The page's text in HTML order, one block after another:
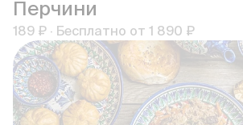
Перчини
189 ₽ · Бесплатно от 1 890 ₽